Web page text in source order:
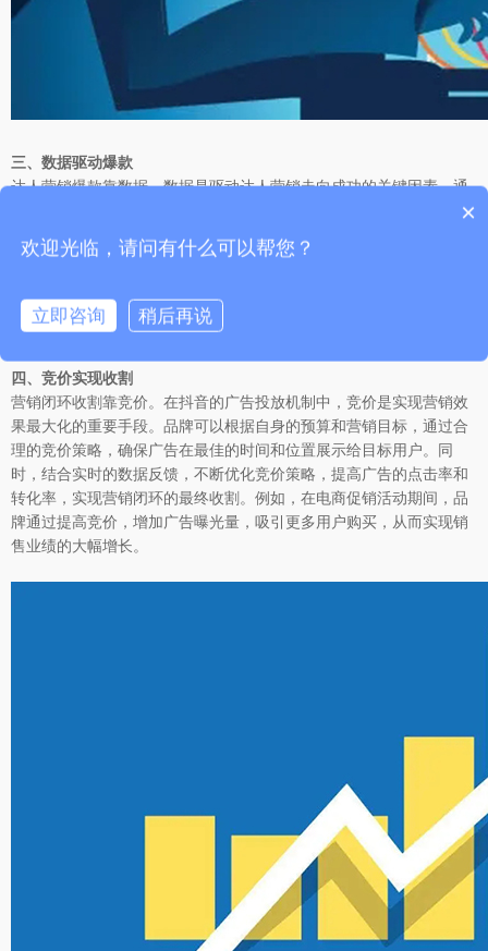
三、数据驱动爆款
达人营销爆款靠数据。数据是驱动达人营销走向成功的关键因素。通
过对大量用户数据的分析，包括用户的兴趣偏好、消费行为、地域分
布等，可以精准地把握市场需求和趋势，为达人的内容创作和营销活
动提供有力支持。例如，通过数据分析发现某一地区的用户对于健身
户制作相关的健身产品推荐视频，并结合当地的文化和消费特点进行
个性化营销，提高爆款的可能性。
四、竞价实现收割
营销闭环收割靠竞价。在抖音的广告投放机制中，竞价是实现营销效
果最大化的重要手段。品牌可以根据自身的预算和营销目标，通过合
理的竞价策略，确保广告在最佳的时间和位置展示给目标用户。同
时，结合实时的数据反馈，不断优化竞价策略，提高广告的点击率和
转化率，实现营销闭环的最终收割。例如，在电商促销活动期间，品
牌通过提高竞价，增加广告曝光量，吸引更多用户购买，从而实现销
售业绩的大幅增长。
×
欢迎光临，请问有什么可以帮您？
立即咨询 稍后再说